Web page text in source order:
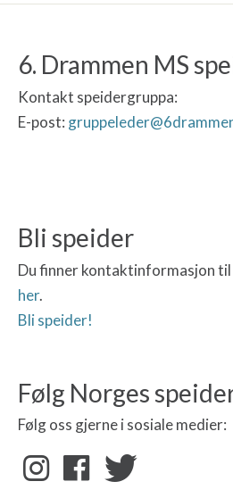
6. Drammen MS
Kontakt speidergruppa:
E-post:
Bli speider
Du finner kontaktinformasjon
her.
Bli speider!
Følg Norges
Følg oss gjerne i sosiale medier: